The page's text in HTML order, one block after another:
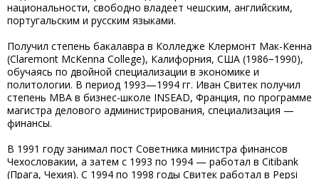
национальности, свободно владеет чешским, английским,
португальским и русским языками.
Получил степень бакалавра в Колледже Клермонт Мак-Кенна
(Claremont McKenna College), Калифорния, США (1986−1990),
обучаясь по двойной специализации в экономике и
политологии. В период 1993—1994 гг. Иван Свитек получил
степень МВА в бизнес-школе INSEAD, Франция, по программе
магистра делового администрирования, специализация —
финансы.
В 1991 году занимал пост Советника министра финансов
Чехословакии, а затем с 1993 по 1994 — работал в Citibank
(Прага, Чехия). С 1994 по 1998 годы Свитек работал в Pepsi